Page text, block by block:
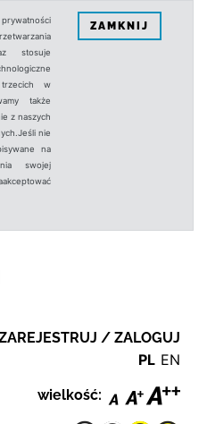
stosuje
trzecich w
także
z naszych
nie
na
swojej
ZAMKNIJ
/ ZALOGUJ
PL EN
wielkość: